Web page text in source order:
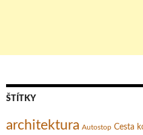
ŠTÍTKY
architektura Autostop Cesta